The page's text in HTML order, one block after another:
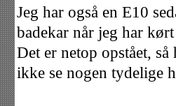
Jeg har også en E10
badekar når jeg har
Det er netop opstået,
ikke se nogen tydelige